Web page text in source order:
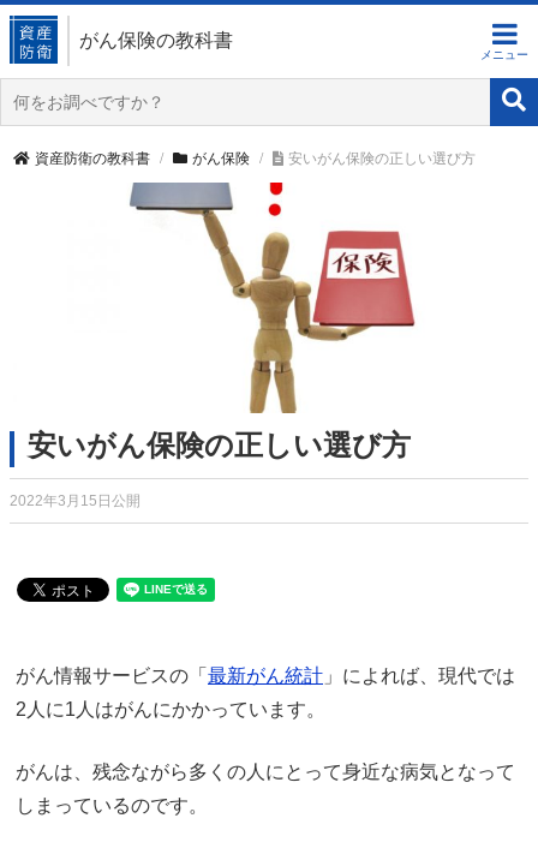
がん保険の教科書
資産防衛の教科書 がん保険 安いがん保険の正しい選び方
安いがん保険の正しい選び方
2022年3月15日公開
がん情報サービスの「 最新がん統計 」によれば、現代では
2人に1人はがんにかかっています。
がんは、残念ながら多くの人にとって身近な病気となって
しまっているのです。